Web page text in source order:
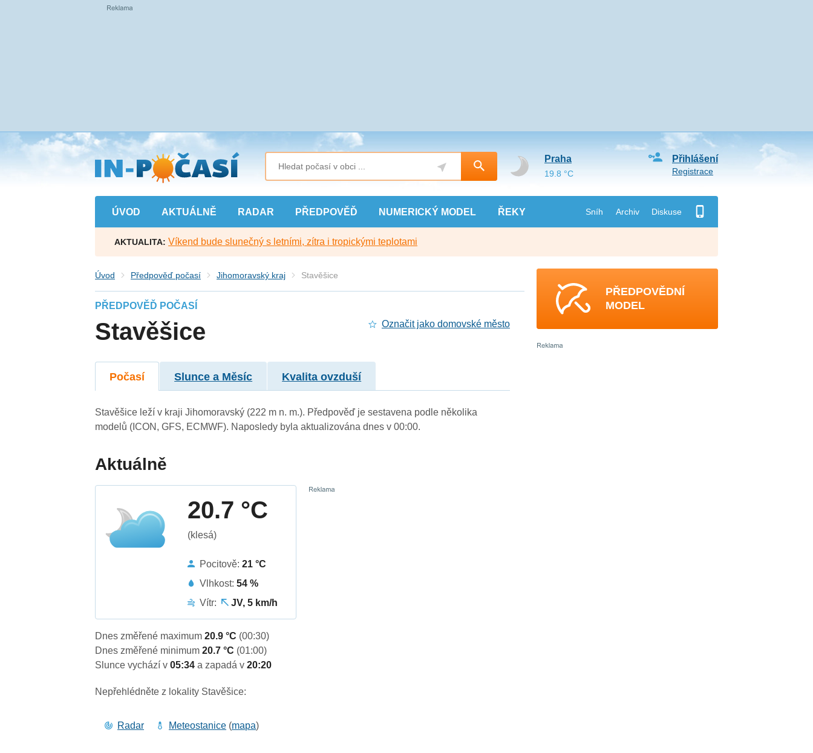
Přejít
na
hlavní
obsah
ÚVOD AKTUÁLNĚ RADAR PŘEDPOVĚĎ NUMERICKÝ MODEL ŘEKY Sníh Archiv Diskuse
Přihlášení
Registrace
Praha
19.8 °C
AKTUALITA: Víkend bude slunečný s letními, zítra i tropickými teplotami
Úvod Předpověď počasí Jihomoravský kraj Stavěšice
PŘEDPOVĚĎ POČASÍ
Stavěšice Označit jako domovské město
Počasí Slunce a Měsíc Kvalita ovzduší
Stavěšice leží v kraji Jihomoravský (222 m n. m.). Předpověď je sestavena podle několika
modelů (ICON, GFS, ECMWF). Naposledy byla aktualizována dnes v 00:00.
Aktuálně
20.7 °C
(klesá)
Pocitově:21 °C
Vlhkost:54 %
Vítr:
JV, 5 km/h
Dnes změřené maximum20.9 °C (00:30)
Dnes změřené minimum20.7 °C (01:00)
Slunce vychází v05:34a zapadá v20:20
Nepřehlédněte z lokality Stavěšice:
Radar Meteostanice (mapa)
PŘEDPOVĚDNÍ
MODEL